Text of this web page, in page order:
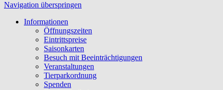
Navigation überspringen
Informationen
Öffnungszeiten
Eintrittspreise
Saisonkarten
Besuch mit Beeinträchtigungen
Veranstaltungen
Tierparkordnung
Spenden